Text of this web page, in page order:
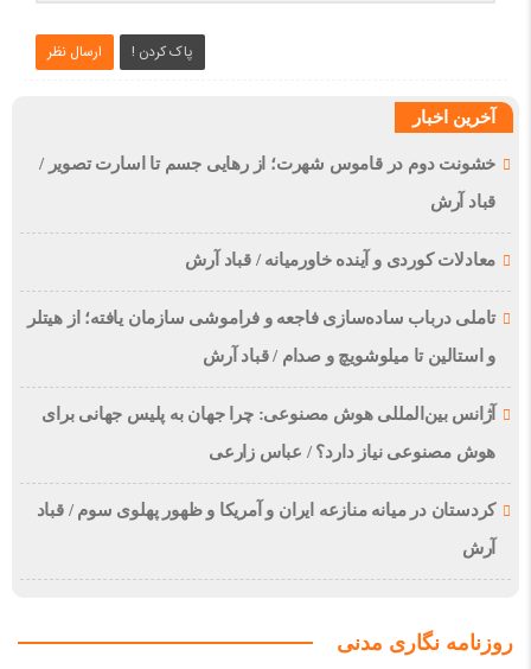
ارسال نظر پاک کردن !
آخرین اخبار
خشونت دوم در قاموس شهرت؛ از رهایی جسم تا اسارت تصویر /
قباد آرش
معادلات کوردی و آینده خاورمیانه / قباد آرش
تاملی درباب سادەسازی فاجعە و فراموشی سازمان یافتە؛ از هیتلر
و استالین تا میلوشویچ و صدام / قباد آرش
آژانس بین‌المللی هوش مصنوعی: چرا جهان به پلیس جهانی برای
هوش مصنوعی نیاز دارد؟ / عباس زارعی
کردستان در میانه منازعە ایران و آمریکا و ظهور پهلوی سوم / قباد
آرش
روزنامه نگاری مدنی